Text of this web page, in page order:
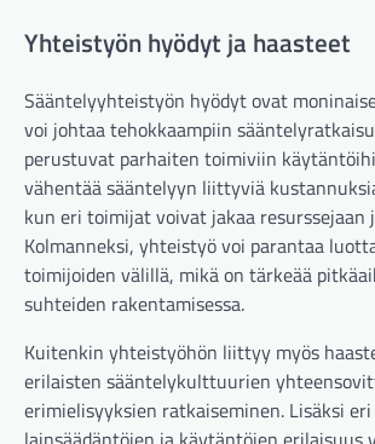
Yhteistyön hyödyt ja haasteet
Sääntelyyhteistyön hyödyt ovat
voi johtaa tehokkaampiin
perustuvat parhaiten toimiviin
vähentää sääntelyyn liittyviä
kun eri toimijat voivat jakaa resurssejaan
Kolmanneksi, yhteistyö voi parantaa
toimijoiden välillä, mikä on tärkeää
suhteiden rakentamisessa.
Kuitenkin yhteistyöhön liittyy myös
erilaisten sääntelykulttuurien
erimielisyyksien ratkaiseminen. Lisäksi